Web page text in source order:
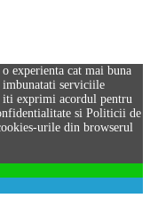
experienta cat mai buna
imbunatati serviciile
iti exprimi acordul pentru
si Politicii de
urile din browserul